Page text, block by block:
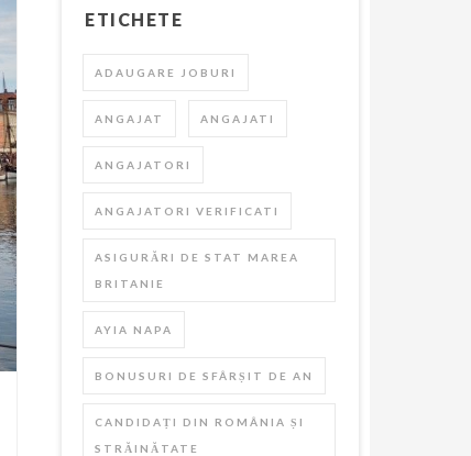
ETICHETE
ADAUGARE JOBURI
ANGAJAT ANGAJATI
ANGAJATORI
ANGAJATORI VERIFICATI
ASIGURĂRI DE STAT MAREA
BRITANIE
AYIA NAPA
BONUSURI DE SFÂRȘIT DE AN
CANDIDAȚI DIN ROMÂNIA ȘI
STRĂINĂTATE